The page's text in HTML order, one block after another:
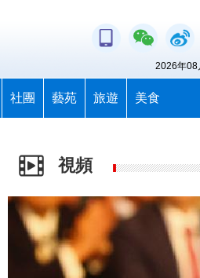
社團 藝苑 旅遊 美食
2026年
視頻